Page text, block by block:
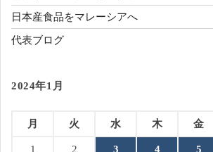
日本産食品をマレーシアへ
代表ブログ
2024年1月
月 火 水 木 金
1 2 3 4 5